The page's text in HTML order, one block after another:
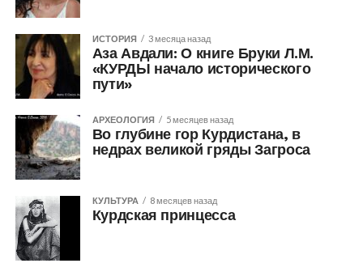
ИСТОРИЯ 3 месяца назад
Аза Авдали: О книге Бруки Л.М.
«КУРДЫ начало исторического
пути»
АРХЕОЛОГИЯ 5 месяцев назад
Во глубине гор Курдистана, в
недрах великой гряды Загроса
КУЛЬТУРА 8 месяцев назад
Курдская принцесса